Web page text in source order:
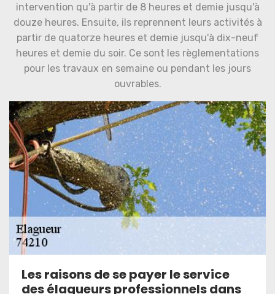
intervention qu'à partir de 8 heures et demie jusqu'à
douze heures. Ensuite, ils reprennent leurs activités à
partir de quatorze heures et demie jusqu'à dix-neuf
heures et demie du soir. Ce sont les règlementations
pour les travaux en semaine ou pendant les jours
ouvrables.
Les raisons de se payer le service
des élagueurs professionnels dans